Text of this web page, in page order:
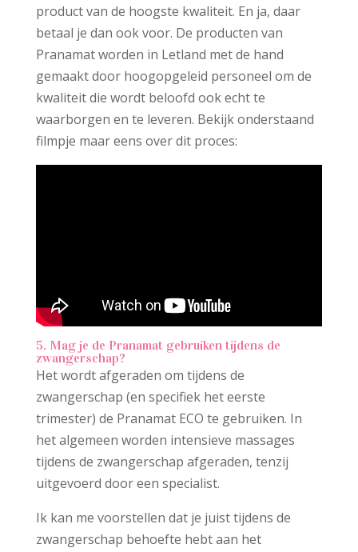
product van de hoogste kwaliteit. En ja, daar
betaal je dan ook voor. De producten van
Pranamat worden in Letland met de hand
gemaakt door hoogopgeleid personeel om de
kwaliteit die wordt beloofd ook echt te
waarborgen en te leveren. Bekijk onderstaand
filmpje maar eens over dit proces:
5. Mag je de Pranamat gebruiken tijdens de
zwangerschap?
Het wordt afgeraden om tijdens de
zwangerschap (en specifiek het eerste
trimester) de Pranamat ECO te gebruiken. In
het algemeen worden intensieve massages
tijdens de zwangerschap afgeraden, tenzij
uitgevoerd door een specialist.
Ik kan me voorstellen dat je juist tijdens de
zwangerschap behoefte hebt aan het